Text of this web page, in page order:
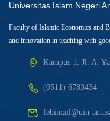
Universitas Islam Negeri
Faculty of Islamic Economics and
and innovation in teaching with
Kampus 1: Jl. A.
(0511) 6783434
febimail@uin-